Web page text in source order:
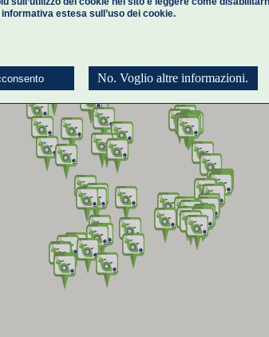
estesasull’uso dei cookie.
No. Voglio altre informazioni.